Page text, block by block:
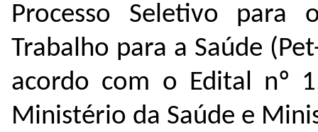
Processo Seletivo para
Trabalho para a Saúde
acordo com o Edital nº
Ministério da Saúde e